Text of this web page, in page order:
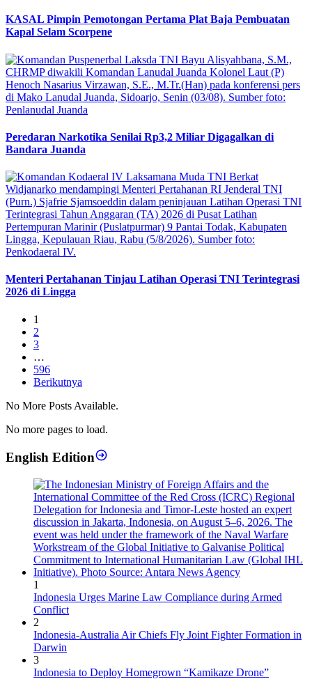
KASAL Pimpin Pemotongan Pertama Plat Baja Pembuatan
Kapal Selam Scorpene
Peredaran Narkotika Senilai Rp3,2 Miliar Digagalkan di
Bandara Juanda
Menteri Pertahanan Tinjau Latihan Operasi TNI Terintegrasi
2026 di Lingga
1
2
3
…
596
Berikutnya
No More Posts Available.
No more pages to load.
English Edition
1
Indonesia Urges Marine Law Compliance during Armed
Conflict
2
Indonesia-Australia Air Chiefs Fly Joint Fighter Formation in
Darwin
3
Indonesia to Deploy Homegrown “Kamikaze Drone”